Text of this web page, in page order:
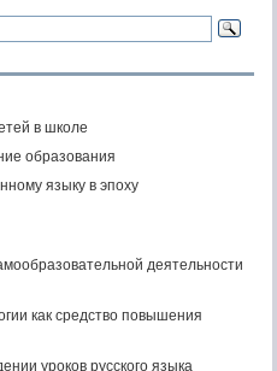
в школе
образования
языку в эпоху
деятельности
как средство повышения
уроков русского языка